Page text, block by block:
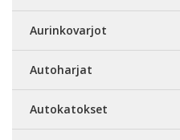
Aurinkovarjot
Autoharjat
Autokatokset